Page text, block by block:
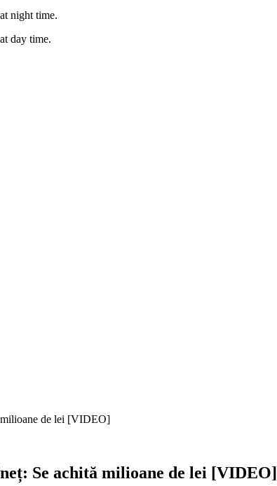
night time.
day time.
milioane de lei [VIDEO]
Se achită milioane de lei [VIDEO]